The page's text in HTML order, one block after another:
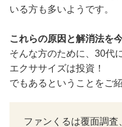
いる方も多いようです。
これらの原因と解消法を
そんな方のために、30代
エクササイズは投資！
でもあるということをご
ファンくるは覆面調